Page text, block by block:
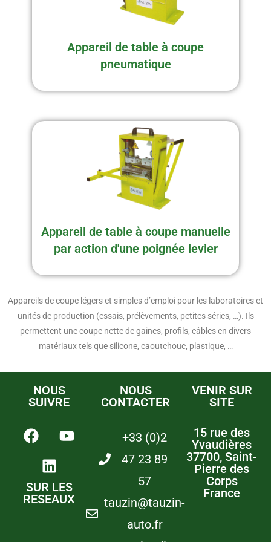
Appareil de table à coupe manuelle
par action d'une poignée levier
Appareil de table à coupe
pneumatique
Appareils de coupe légers et simples d’emploi pour les laboratoires et
unités de production (essais, prélèvements, petites séries, …). Ils
permettent une coupe nette de gaines, profils, câbles en divers
matériaux tels que silicone, caoutchouc, plastique, …
NOUS
SUIVRE
SUR LES
RESEAUX
NOUS
CONTACTER
+33 (0)2
47 23 89
57
tauzin@tauzin-
auto.fr
VENIR SUR
SITE
15 rue des
Yvaudières
37700, Saint-
Pierre des
Corps
France